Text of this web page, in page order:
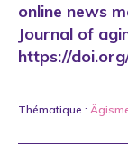
online news
Journal of
https://
Thématique :